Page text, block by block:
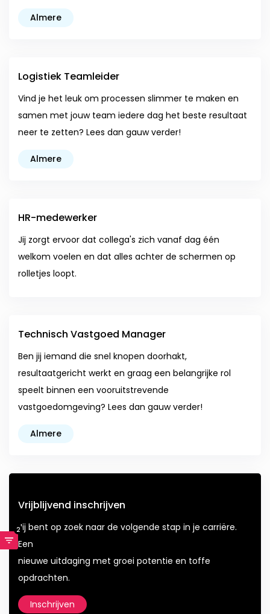
Almere
Logistiek Teamleider
Vind je het leuk om processen slimmer te maken en
samen met jouw team iedere dag het beste resultaat
neer te zetten? Lees dan gauw verder!
Almere
HR-medewerker
Jij zorgt ervoor dat collega's zich vanaf dag één
welkom voelen en dat alles achter de schermen op
rolletjes loopt.
Technisch Vastgoed Manager
Ben jij iemand die snel knopen doorhakt,
resultaatgericht werkt en graag een belangrijke rol
speelt binnen een vooruitstrevende
vastgoedomgeving? Lees dan gauw verder!
Almere
Vrijblijvend inschrijven
Jij bent op zoek naar de volgende stap in je carriëre.
Een
nieuwe uitdaging met groei potentie en toffe
opdrachten.
Inschrijven
2